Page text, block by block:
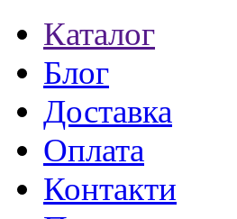
Каталог
Блог
Доставка
Оплата
Контакти